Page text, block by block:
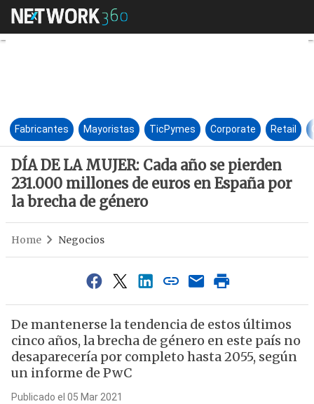
DÍA DE LA MUJER: Cada año
Fabricantes Mayoristas TicPymes Corporate Retail
DÍA DE LA MUJER: Cada año se pierden
231.000 millones de euros en España por
la brecha de género
Home Negocios
De mantenerse la tendencia de estos últimos
cinco años, la brecha de género en este país no
desaparecería por completo hasta 2055, según
un informe de PwC
Publicado el 05 Mar 2021